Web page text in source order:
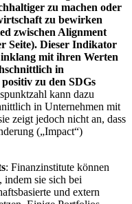
zu machen oder
zu bewirken
zwischen Alignment
Seite). Dieser Indikator
mit ihren Werten
in
zu den SDGs
kann dazu
in Unternehmen mit
zeigt jedoch nicht an, dass
(„Impact“)
: Finanzinstitute können
sie sich bei
und extern